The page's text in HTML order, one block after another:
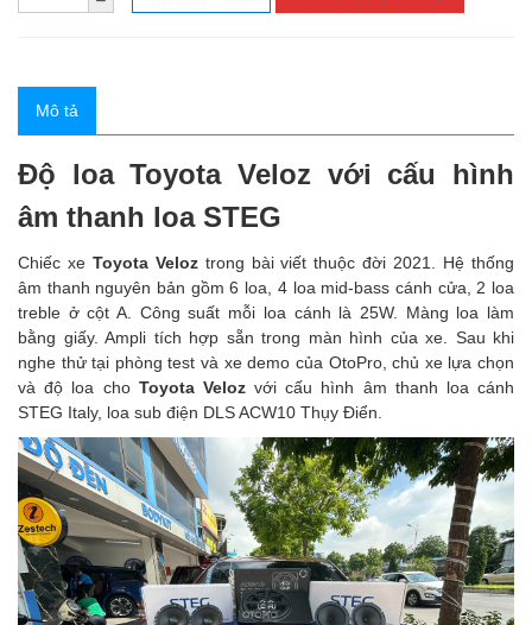
Mô tả
Độ loa Toyota Veloz với cấu hình
âm thanh loa STEG
Chiếc xe Toyota Veloztrong bài viết thuộc đời 2021. Hệ thống
âm thanh nguyên bản gồm 6 loa, 4 loa mid-bass cánh cửa, 2 loa
treble ở cột A. Công suất mỗi loa cánh là 25W. Màng loa làm
bằng giấy. Ampli tích hợp sẵn trong màn hình của xe. Sau khi
nghe thử tại phòng test và xe demo của OtoPro, chủ xe lựa chọn
và độ loa cho Toyota Velozvới cấu hình âm thanh loa cánh
STEG Italy, loa sub điện DLS ACW10 Thụy Điển.